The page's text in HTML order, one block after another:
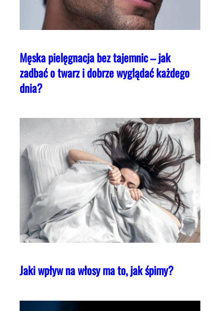
Męska pielęgnacja bez tajemnic – jak
zadbać o twarz i dobrze wyglądać każdego
dnia?
Jaki wpływ na włosy ma to, jak śpimy?